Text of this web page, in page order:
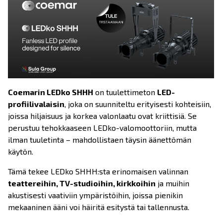
Coemarin LEDko SHHH on tuulettimeton LED-
profiilivalaisin, joka on suunniteltu erityisesti kohteisiin,
joissa hiljaisuus ja korkea valonlaatu ovat kriittisiä. Se
perustuu tehokkaaseen LEDko-valomoottoriin, mutta
ilman tuuletinta – mahdollistaen täysin äänettömän
käytön.
Tämä tekee LEDko SHHH:sta erinomaisen valinnan
teattereihin, TV-studioihin, kirkkoihin ja muihin
akustisesti vaativiin ympäristöihin, joissa pienikin
mekaaninen ääni voi häiritä esitystä tai tallennusta.